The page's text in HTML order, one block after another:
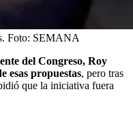
Foto: SEMANA
del Congreso, Roy
esas propuestas, pero tras
que la iniciativa fuera